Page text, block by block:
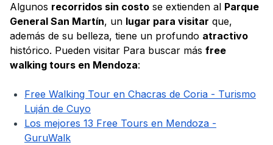
Algunos recorridos sin costo se extienden al Parque
General San Martín, un lugar para visitar que,
además de su belleza, tiene un profundo atractivo
histórico. Pueden visitar Para buscar más free
walking tours en Mendoza:
Free Walking Tour en Chacras de Coria - Turismo
Luján de Cuyo
Los mejores 13 Free Tours en Mendoza -
GuruWalk